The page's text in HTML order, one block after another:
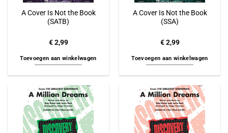
A Cover Is Not the Book
(SATB)
€2,99
Toevoegen aan winkelwagen
A Cover Is Not the Book
(SSA)
€2,99
Toevoegen aan winkelwagen